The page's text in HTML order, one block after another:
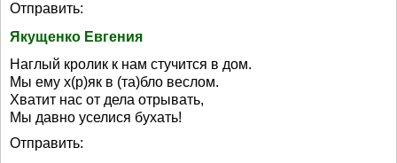
Отправить:
Якущенко Евгения
Наглый кролик к нам стучится в дом.
Мы ему х(р)як в (та)бло веслом.
Хватит нас от дела отрывать,
Мы давно уселися бухать!
Отправить: